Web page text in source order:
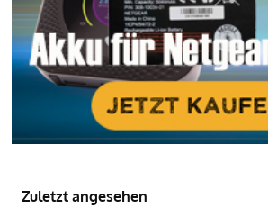
Zuletzt angesehen